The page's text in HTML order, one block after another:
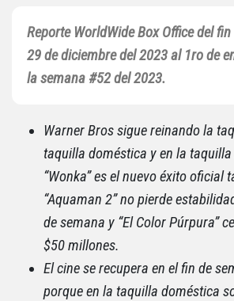
Reporte WorldWide Box Office del
29 de diciembre del 2023 al 1ro de
la semana #52 del 2023.
Warner Bros sigue reinando la
taquilla doméstica y en la
“Wonka” es el nuevo éxito oficial
“Aquaman 2” no pierde
de semana y “El Color Púrpura”
$50 millones.
El cine se recupera en el fin de
porque en la taquilla doméstica